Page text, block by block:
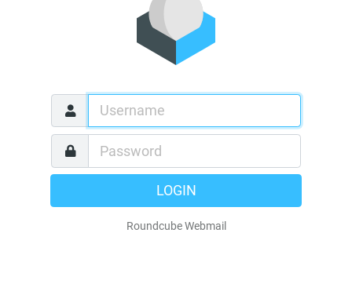
LOGIN
Roundcube Webmail